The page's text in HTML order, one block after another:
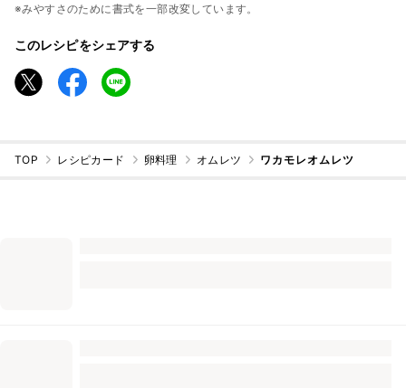
※みやすさのために書式を一部改変しています。
このレシピをシェアする
TOP レシピカード 卵料理 オムレツ ワカモレオムレツ